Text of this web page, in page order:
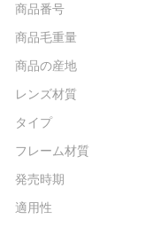
商品番号
商品毛重量
商品の産地
レンズ材質
タイプ
フレーム材質
発売時期
適用性